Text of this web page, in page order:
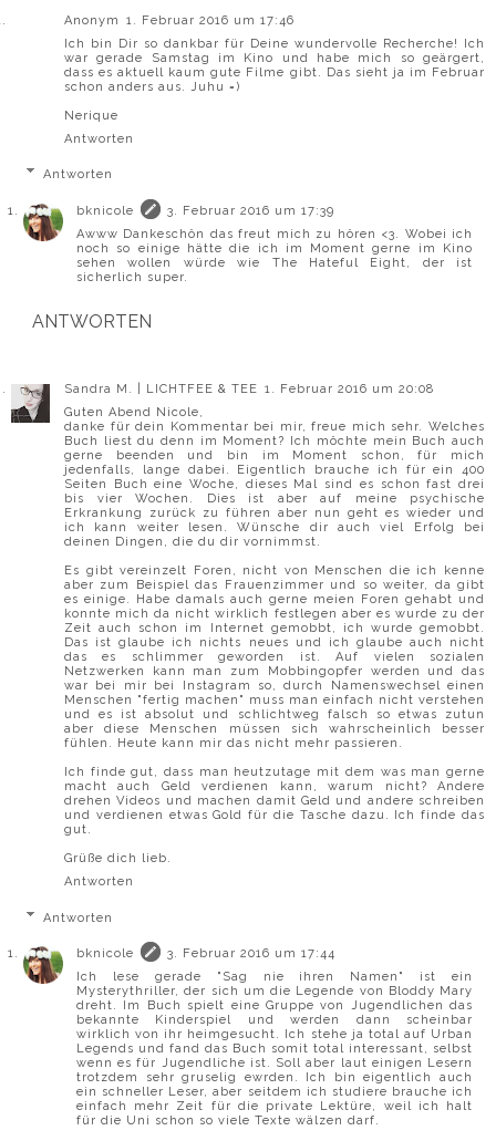
Anonym
1. Februar 2016 um 17:46
Ich bin Dir so dankbar für Deine wundervolle Recherche! Ich
war gerade Samstag im Kino und habe mich so geärgert,
dass es aktuell kaum gute Filme gibt. Das sieht ja im Februar
schon anders aus. Juhu =)
Nerique
Antworten
Antworten
bknicole
3. Februar 2016 um 17:39
Awww Dankeschön das freut mich zu hören <3. Wobei ich
noch so einige hätte die ich im Moment gerne im Kino
sehen wollen würde wie The Hateful Eight, der ist
sicherlich super.
ANTWORTEN
Sandra M. | LICHTFEE & TEE 1. Februar 2016 um 20:08
Guten Abend Nicole,
danke für dein Kommentar bei mir, freue mich sehr. Welches
Buch liest du denn im Moment? Ich möchte mein Buch auch
gerne beenden und bin im Moment schon, für mich
jedenfalls, lange dabei. Eigentlich brauche ich für ein 400
Seiten Buch eine Woche, dieses Mal sind es schon fast drei
bis vier Wochen. Dies ist aber auf meine psychische
Erkrankung zurück zu führen aber nun geht es wieder und
ich kann weiter lesen. Wünsche dir auch viel Erfolg bei
deinen Dingen, die du dir vornimmst.
Es gibt vereinzelt Foren, nicht von Menschen die ich kenne
aber zum Beispiel das Frauenzimmer und so weiter, da gibt
es einige. Habe damals auch gerne meien Foren gehabt und
konnte mich da nicht wirklich festlegen aber es wurde zu der
Zeit auch schon im Internet gemobbt, ich wurde gemobbt.
Das ist glaube ich nichts neues und ich glaube auch nicht
das es schlimmer geworden ist. Auf vielen sozialen
Netzwerken kann man zum Mobbingopfer werden und das
war bei mir bei Instagram so, durch Namenswechsel einen
Menschen "fertig machen" muss man einfach nicht verstehen
und es ist absolut und schlichtweg falsch so etwas zutun
aber diese Menschen müssen sich wahrscheinlich besser
fühlen. Heute kann mir das nicht mehr passieren.
Ich finde gut, dass man heutzutage mit dem was man gerne
macht auch Geld verdienen kann, warum nicht? Andere
drehen Videos und machen damit Geld und andere schreiben
und verdienen etwas Gold für die Tasche dazu. Ich finde das
gut.
Grüße dich lieb.
Antworten
Antworten
bknicole
3. Februar 2016 um 17:44
Ich lese gerade "Sag nie ihren Namen" ist ein
Mysterythriller, der sich um die Legende von Bloddy Mary
dreht. Im Buch spielt eine Gruppe von Jugendlichen das
bekannte Kinderspiel und werden dann scheinbar
wirklich von ihr heimgesucht. Ich stehe ja total auf Urban
Legends und fand das Buch somit total interessant, selbst
wenn es für Jugendliche ist. Soll aber laut einigen Lesern
trotzdem sehr gruselig ewrden. Ich bin eigentlich auch
ein schneller Leser, aber seitdem ich studiere brauche ich
einfach mehr Zeit für die private Lektüre, weil ich halt
für die Uni schon so viele Texte wälzen darf.